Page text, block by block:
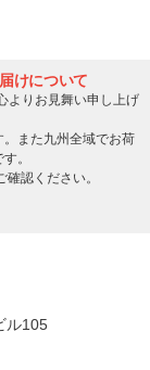
ル105
は対象外